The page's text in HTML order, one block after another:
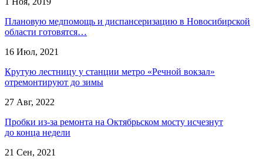
Плановую медпомощь и диспансеризацию в Новосибирской
области готовятся…
16 Июл, 2021
Крутую лестницу у станции метро «Речной вокзал»
отремонтируют до зимы
27 Авг, 2022
Пробки из-за ремонта на Октябрьском мосту исчезнут
до конца недели
21 Сен, 2021